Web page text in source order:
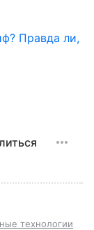
Правда ли,
технологии